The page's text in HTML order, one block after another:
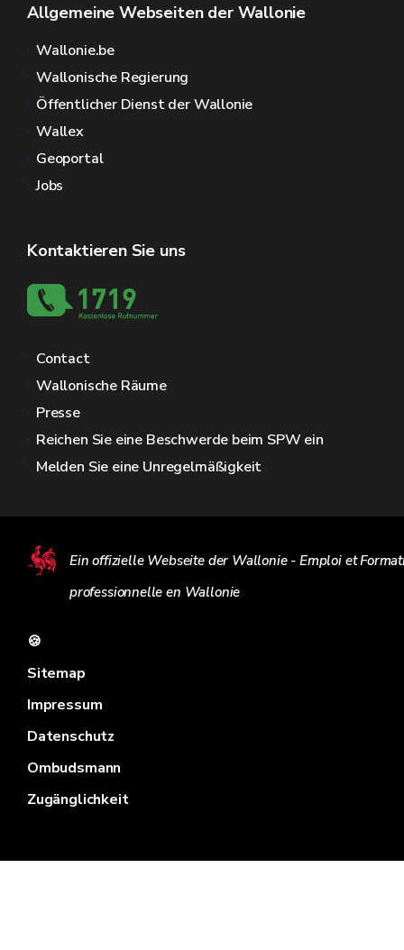
Allgemeine Webseiten der Wallonie
Wallonie.be
Wallonische Regierung
Öffentlicher Dienst der Wallonie
Wallex
Geoportal
Jobs
Kontaktieren Sie uns
Contact
Wallonische Räume
Presse
Reichen Sie eine Beschwerde beim SPW ein
Melden Sie eine Unregelmäßigkeit
Ein offizielle Webseite der Wallonie - Emploi et
professionnelle en Wallonie
🍪
Sitemap
Impressum
Datenschutz
Ombudsmann
Zugänglichkeit